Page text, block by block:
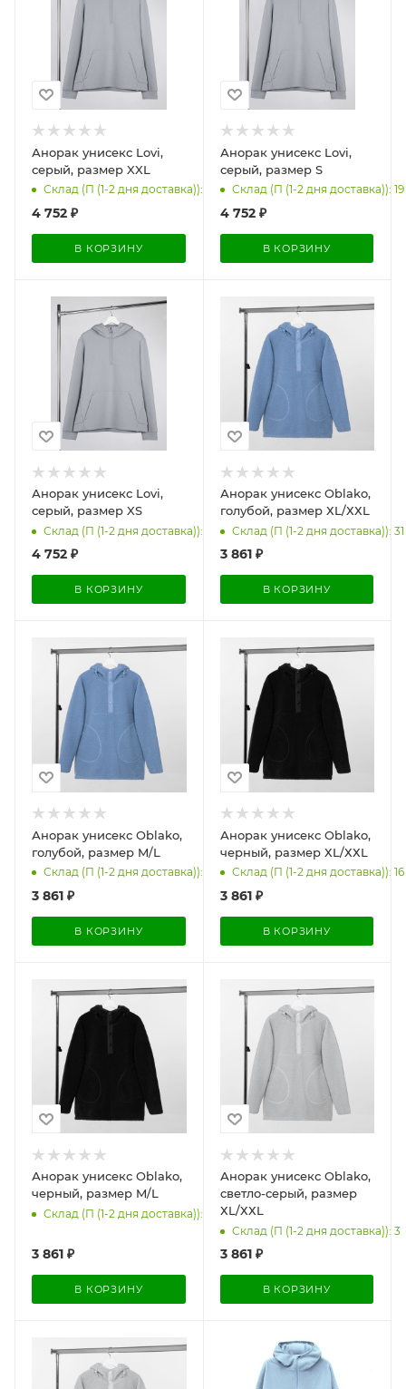
Анорак унисекс Lovi,
серый, размер XXL
Склад (П (1-2 дня доставка)): 14
4 752 ₽
В КОРЗИНУ
Анорак унисекс Lovi,
серый, размер S
Склад (П (1-2 дня доставка)): 19
4 752₽
В КОРЗИНУ
Анорак унисекс Lovi,
серый, размер XS
Склад (П (1-2 дня доставка)): 30
4 752 ₽
В КОРЗИНУ
Анорак унисекс Oblako,
голубой, размер ХL/ХХL
Склад (П (1-2 дня доставка)): 31
3 861₽
В КОРЗИНУ
Анорак унисекс Oblako,
голубой, размер M/L
Склад (П (1-2 дня доставка)): 45
3 861 ₽
В КОРЗИНУ
Анорак унисекс Oblako,
черный, размер ХL/ХХL
Склад (П (1-2 дня доставка)): 16
3 861₽
В КОРЗИНУ
Анорак унисекс Oblako,
черный, размер M/L
Склад (П (1-2 дня доставка)): 27
3 861 ₽
В КОРЗИНУ
Анорак унисекс Oblako,
светло-серый, размер
ХL/ХХL
Склад (П (1-2 дня доставка)): 3
3 861₽
В КОРЗИНУ